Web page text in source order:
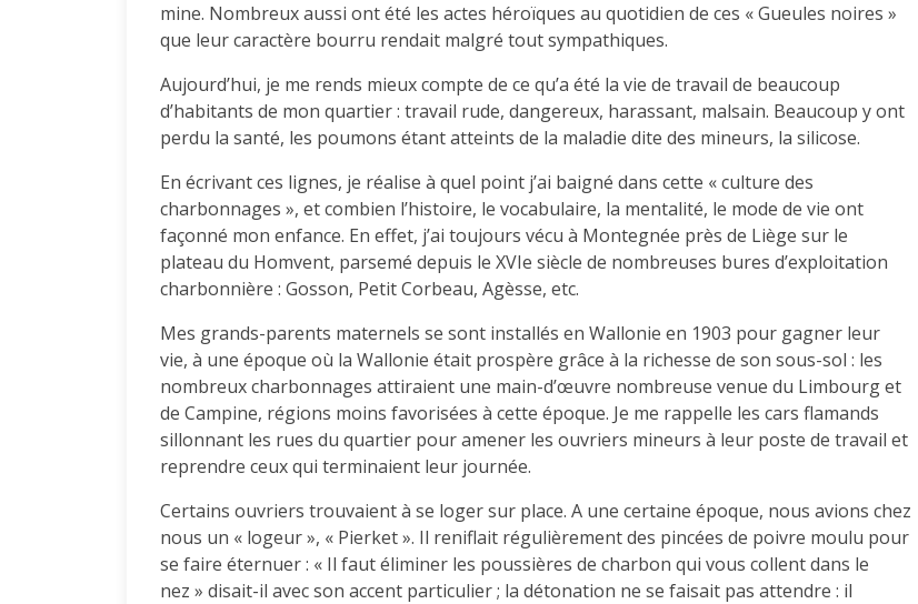
mine. Nombreux aussi ont été les actes héroïques au quotidien de ces « Gueules noires »
que leur caractère bourru rendait malgré tout sympathiques.
Aujourd’hui, je me rends mieux compte de ce qu’a été la vie de travail de beaucoup
d’habitants de mon quartier : travail rude, dangereux, harassant, malsain. Beaucoup y ont
perdu la santé, les poumons étant atteints de la maladie dite des mineurs, la silicose.
En écrivant ces lignes, je réalise à quel point j’ai baigné dans cette « culture des
charbonnages », et combien l’histoire, le vocabulaire, la mentalité, le mode de vie ont
façonné mon enfance. En effet, j’ai toujours vécu à Montegnée près de Liège sur le
plateau du Homvent, parsemé depuis le XVIe siècle de nombreuses bures d’exploitation
charbonnière : Gosson, Petit Corbeau, Agèsse, etc.
Mes grands-parents maternels se sont installés en Wallonie en 1903 pour gagner leur
vie, à une époque où la Wallonie était prospère grâce à la richesse de son sous-sol : les
nombreux charbonnages attiraient une main-d’œuvre nombreuse venue du Limbourg et
de Campine, régions moins favorisées à cette époque. Je me rappelle les cars flamands
sillonnant les rues du quartier pour amener les ouvriers mineurs à leur poste de travail et
reprendre ceux qui terminaient leur journée.
Certains ouvriers trouvaient à se loger sur place. A une certaine époque, nous avions chez
nous un « logeur », « Pierket ». Il reniflait régulièrement des pincées de poivre moulu pour
se faire éternuer : « Il faut éliminer les poussières de charbon qui vous collent dans le
nez » disait-il avec son accent particulier ; la détonation ne se faisait pas attendre : il